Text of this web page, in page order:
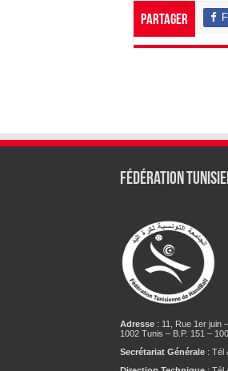
Partager
Fédération
Adresse: 11, Rue 1er juin
1002 Tunis – B.P. 151 –
Secrétariat Générale: Tél